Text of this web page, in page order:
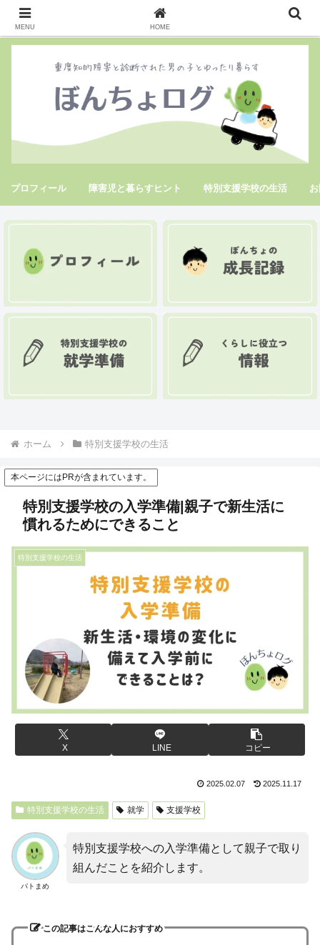
プロフィール 障害児と暮らすヒント 特別支援学校の生活
ホーム 特別支援学校の生活
本ページにはPRが含まれています。
特別支援学校の入学準備|親子で新生活に
慣れるためにできること
特別支援学校の生活
X LINE コピー
2025.02.07 2025.11.17
特別支援学校の生活 就学 支援学校
パトまめ
特別支援学校への入学準備として親子で取り
組んだことを紹介します。
この記事はこんな人におすすめ
MENU HOME